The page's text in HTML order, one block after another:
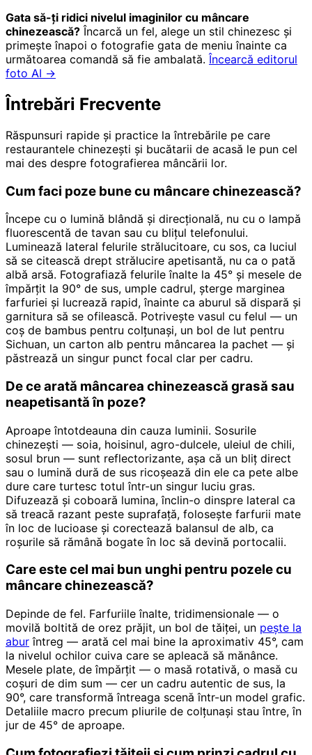
Gata să-ți ridici nivelul imaginilor cu mâncare
chinezească? Încarcă un fel, alege un stil chinezesc și
primește înapoi o fotografie gata de meniu înainte ca
următoarea comandă să fie ambalată.Încearcă editorul
foto AI →
Întrebări Frecvente
Răspunsuri rapide și practice la întrebările pe care
restaurantele chinezești și bucătarii de acasă le pun cel
mai des despre fotografierea mâncării lor.
Cum faci poze bune cu mâncare chinezească?
Începe cu o lumină blândă și direcțională, nu cu o lampă
fluorescentă de tavan sau cu blițul telefonului.
Luminează lateral felurile strălucitoare, cu sos, ca luciul
să se citească drept strălucire apetisantă, nu ca o pată
albă arsă. Fotografiază felurile înalte la 45° și mesele de
împărțit la 90° de sus, umple cadrul, șterge marginea
farfuriei și lucrează rapid, înainte ca aburul să dispară și
garnitura să se ofilească. Potrivește vasul cu felul — un
coș de bambus pentru colțunași, un bol de lut pentru
Sichuan, un carton alb pentru mâncarea la pachet — și
păstrează un singur punct focal clar per cadru.
De ce arată mâncarea chinezească grasă sau
neapetisantă în poze?
Aproape întotdeauna din cauza luminii. Sosurile
chinezești — soia, hoisinul, agro-dulcele, uleiul de chili,
sosul brun — sunt reflectorizante, așa că un bliț direct
sau o lumină dură de sus ricoșează din ele ca pete albe
dure care turtesc totul într-un singur luciu gras.
Difuzează și coboară lumina, înclin-o dinspre lateral ca
să treacă razant peste suprafață, folosește farfurii mate
în loc de lucioase și corectează balansul de alb, ca
roșurile să rămână bogate în loc să devină portocalii.
Care este cel mai bun unghi pentru pozele cu
mâncare chinezească?
Depinde de fel. Farfuriile înalte, tridimensionale — o
movilă boltită de orez prăjit, un bol de tăiței, un pește la
abur întreg — arată cel mai bine la aproximativ 45°, cam
la nivelul ochilor cuiva care se apleacă să mănânce.
Mesele plate, de împărțit — o masă rotativă, o masă cu
coșuri de dim sum — cer un cadru autentic de sus, la
90°, care transformă întreaga scenă într-un model grafic.
Detaliile macro precum pliurile de colțunași stau între, în
jur de 45° de aproape.